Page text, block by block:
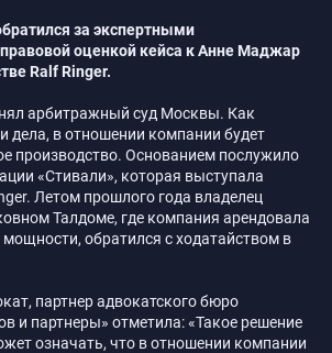
за экспертными
оценкой кейса к Анне Маджар
Ralf Ringer.
арбитражный суд Москвы. Как
дела, в отношении компании будет
производство. Основанием послужило
«Стивали», которая выступала
Летом прошлого года владелец
Талдоме, где компания арендовала
обратился с ходатайством в
партнер адвокатского бюро
и партнеры» отметила: «Такое решение
означать, что в отношении компании